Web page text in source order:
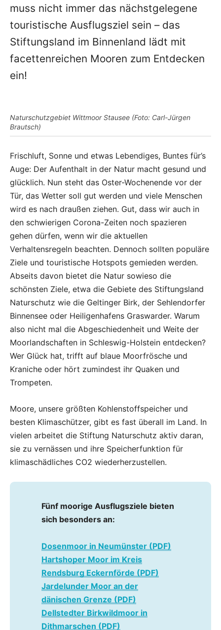
muss nicht immer das nächstgelegene
touristische Ausflugsziel sein – das
Stiftungsland im Binnenland lädt mit
facettenreichen Mooren zum Entdecken
ein!
Naturschutzgebiet Wittmoor Stausee (Foto: Carl-Jürgen
Brautsch)
Frischluft, Sonne und etwas Lebendiges, Buntes für’s
Auge: Der Aufenthalt in der Natur macht gesund und
glücklich. Nun steht das Oster-Wochenende vor der
Tür, das Wetter soll gut werden und viele Menschen
wird es nach draußen ziehen. Gut, dass wir auch in
den schwierigen Corona-Zeiten noch spazieren
gehen dürfen, wenn wir die aktuellen
Verhaltensregeln beachten. Dennoch sollten populäre
Ziele und touristische Hotspots gemieden werden.
Abseits davon bietet die Natur sowieso die
schönsten Ziele, etwa die Gebiete des Stiftungsland
Naturschutz wie die Geltinger Birk, der Sehlendorfer
Binnensee oder Heiligenhafens Graswarder. Warum
also nicht mal die Abgeschiedenheit und Weite der
Moorlandschaften in Schleswig-Holstein entdecken?
Wer Glück hat, trifft auf blaue Moorfrösche und
Kraniche oder hört zumindest ihr Quaken und
Trompeten.
Moore, unsere größten Kohlenstoffspeicher und
besten Klimaschützer, gibt es fast überall im Land. In
vielen arbeitet die Stiftung Naturschutz aktiv daran,
sie zu vernässen und ihre Speicherfunktion für
klimaschädliches CO2 wiederherzustellen.
Fünf moorige Ausflugsziele bieten
sich besonders an:
Dosenmoor in Neumünster (PDF)
Hartshoper Moor im Kreis
Rendsburg Eckernförde (PDF)
Jardelunder Moor an der
dänischen Grenze (PDF)
Dellstedter Birkwildmoor in
Dithmarschen (PDF)